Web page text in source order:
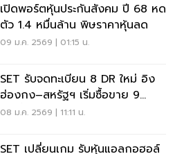
เปิดพอร์ตหุ้นประกันสังคม ปี 68 หด
ตัว 1.4 หมื่นล้าน พิษราคาหุ้นลด
09 ม.ค. 2569 | 01:15 น.
SET รับจดทะเบียน 8 DR ใหม่ อิง
ฮ่องกง–สหรัฐฯ เริ่มซื้อขาย 9
ม.ค.นี้
08 ม.ค. 2569 | 11:11 น.
SET เปลี่ยนเกม รับหุ้นแอลกอฮอล์